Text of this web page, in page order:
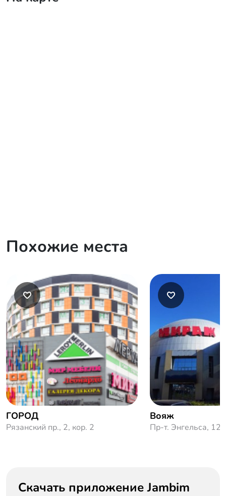
Похожие места
ГОРОД
Рязанский пр., 2, кор. 2
Вояж
Пр-т. Энгельса, 124
Скачать приложение Jambim